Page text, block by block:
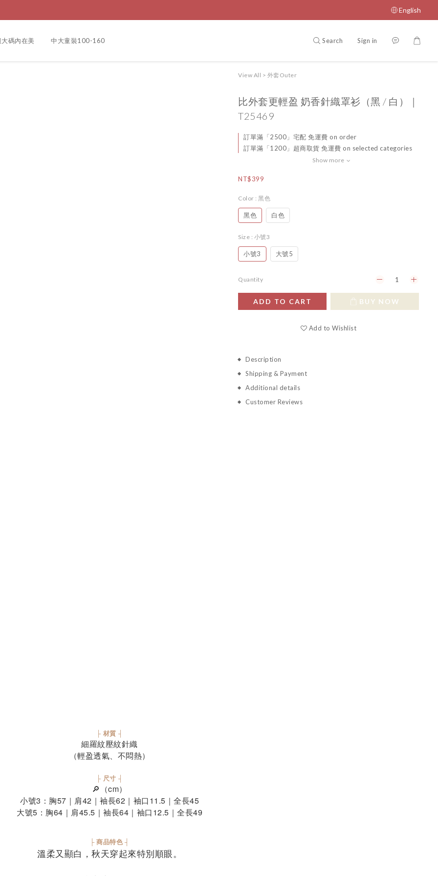
English
碼內在美 中大童裝100-160 Search Sign in
View All > 外套Outer
比外套更輕盈 奶香針織罩衫（黑 / 白）｜
T25469
訂單滿「2500」宅配 免運費 on order
訂單滿「1200」超商取貨 免運費 on selected categories
Show more
NT$399
Color : 黑色
黑色 白色
Size : 小號3
小號3 大號5
Quantity
ADD TO CART BUY NOW
Add to Wishlist
Description
Shipping & Payment
Additional details
Customer Reviews
├ 材質 ┤
細羅紋壓紋針織
（輕盈透氣、不悶熱）
├ 尺寸 ┤
🔎（cm）
小號3：胸57｜肩42｜袖長62｜袖口11.5｜全長45
大號5：胸64｜肩45.5｜袖長64｜袖口12.5｜全長49
├ 商品特色 ┤
溫柔又顯白，秋天穿起來特別順眼。